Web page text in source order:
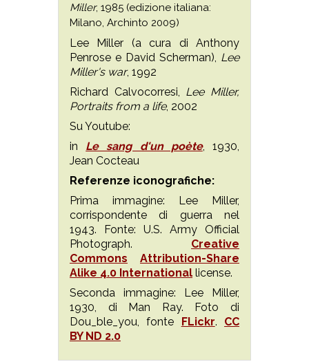
Miller, 1985 (edizione italiana:
Milano, Archinto 2009)
Lee Miller (a cura di Anthony
Penrose e David Scherman), Lee
Miller's war, 1992
Richard Calvocorresi, Lee Miller,
Portraits from a life, 2002
Su Youtube:
in Le sang d'un poète, 1930,
Jean Cocteau
Referenze iconografiche:
Prima immagine: Lee Miller,
corrispondente di guerra nel
1943. Fonte: U.S. Army Official
Photograph. Creative
Commons
Attribution-Share
Alike 4.0 International license.
Seconda immagine: Lee Miller,
1930, di Man Ray. Foto di
Dou_ble_you, fonte FLickr. CC
BY ND 2.0